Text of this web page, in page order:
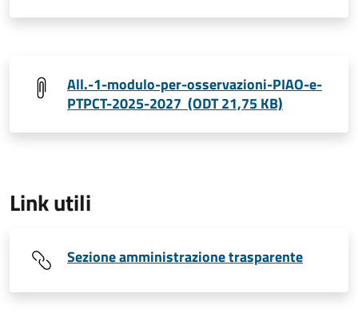
All.-1-modulo-per-osservazioni-PIAO-e-
PTPCT-2025-2027 (ODT 21,75 KB)
Link utili
Sezione amministrazione trasparente